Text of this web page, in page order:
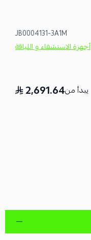
JB0004131-3A1M
أجهزة الاستشفاء و اللياقة
يبدأ من2,691.64